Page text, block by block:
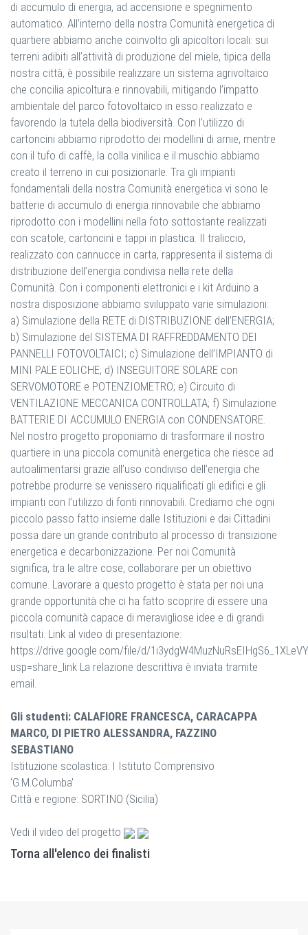
di accumulo di energia, ad accensione e spegnimento
automatico. All’interno della nostra Comunità energetica di
quartiere abbiamo anche coinvolto gli apicoltori locali: sui
terreni adibiti all’attività di produzione del miele, tipica della
nostra città, è possibile realizzare un sistema agrivoltaico
che concilia apicoltura e rinnovabili, mitigando l’impatto
ambientale del parco fotovoltaico in esso realizzato e
favorendo la tutela della biodiversità. Con l’utilizzo di
cartoncini abbiamo riprodotto dei modellini di arnie, mentre
con il tufo di caffè, la colla vinilica e il muschio abbiamo
creato il terreno in cui posizionarle. Tra gli impianti
fondamentali della nostra Comunità energetica vi sono le
batterie di accumulo di energia rinnovabile che abbiamo
riprodotto con i modellini nella foto sottostante realizzati
con scatole, cartoncini e tappi in plastica. Il traliccio,
realizzato con cannucce in carta, rappresenta il sistema di
distribuzione dell’energia condivisa nella rete della
Comunità. Con i componenti elettronici e i kit Arduino a
nostra disposizione abbiamo sviluppato varie simulazioni:
a) Simulazione della RETE di DISTRIBUZIONE dell’ENERGIA;
b) Simulazione del SISTEMA DI RAFFREDDAMENTO DEI
PANNELLI FOTOVOLTAICI; c) Simulazione dell’IMPIANTO di
MINI PALE EOLICHE; d) INSEGUITORE SOLARE con
SERVOMOTORE e POTENZIOMETRO; e) Circuito di
VENTILAZIONE MECCANICA CONTROLLATA; f) Simulazione
BATTERIE DI ACCUMULO ENERGIA con CONDENSATORE.
Nel nostro progetto proponiamo di trasformare il nostro
quartiere in una piccola comunità energetica che riesce ad
autoalimentarsi grazie all’uso condiviso dell’energia che
potrebbe produrre se venissero riqualificati gli edifici e gli
impianti con l’utilizzo di fonti rinnovabili. Crediamo che ogni
piccolo passo fatto insieme dalle Istituzioni e dai Cittadini
possa dare un grande contributo al processo di transizione
energetica e decarbonizzazione. Per noi Comunità
significa, tra le altre cose, collaborare per un obiettivo
comune. Lavorare a questo progetto è stata per noi una
grande opportunità che ci ha fatto scoprire di essere una
piccola comunità capace di meravigliose idee e di grandi
risultati. Link al video di presentazione:
https://drive.google.com/file/d/
usp=share_link La relazione descrittiva è inviata tramite
email.
Gli studenti: CALAFIORE FRANCESCA, CARACAPPA
MARCO, DI PIETRO ALESSANDRA, FAZZINO
SEBASTIANO
Istituzione scolastica: I Istituto Comprensivo
'G.M.Columba'
Città e regione: SORTINO (Sicilia)
Vedi il video del progetto
Torna all'elenco dei finalisti